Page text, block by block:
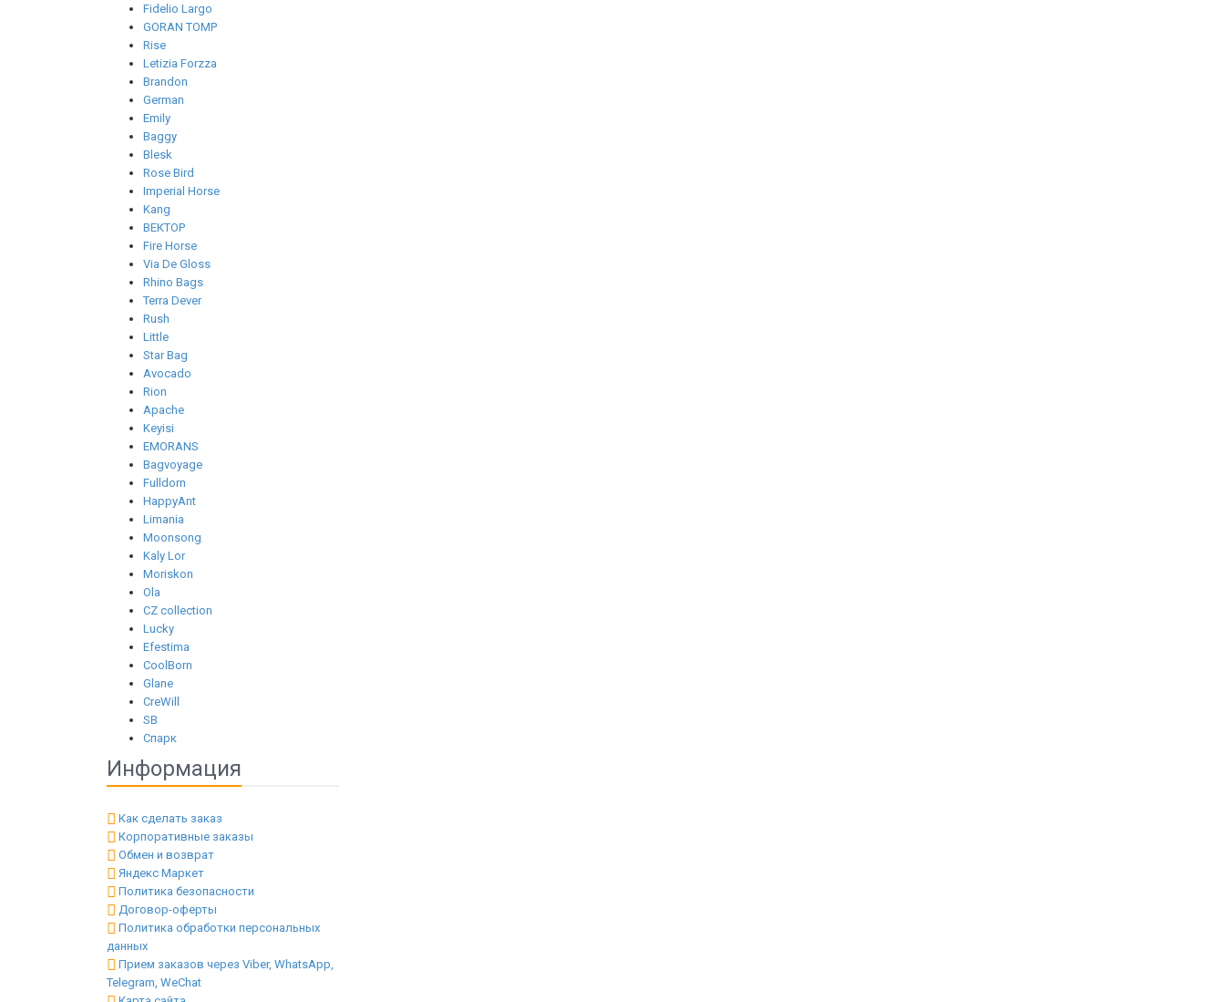
Fidelio Largo
GORAN TOMP
Rise
Letizia Forzza
Brandon
German
Emily
Baggy
Blesk
Rose Bird
Imperial Horse
Kang
ВЕКТОР
Fire Horse
Via De Gloss
Rhino Bags
Terra Dever
Rush
Little
Star Bag
Avocado
Rion
Apache
Keyisi
EMORANS
Bagvoyage
Fulldorn
HappyAnt
Limania
Moonsong
Kaly Lor
Moriskon
Ola
CZ collection
Lucky
Efestima
CoolBorn
Glane
CreWill
SB
Спарк
Информация
Как сделать заказ
Корпоративные заказы
Обмен и возврат
Яндекс Маркет
Политика безопасности
Договор-оферты
Политика обработки персональных
данных
Прием заказов через Viber, WhatsApp,
Telegram, WeChat